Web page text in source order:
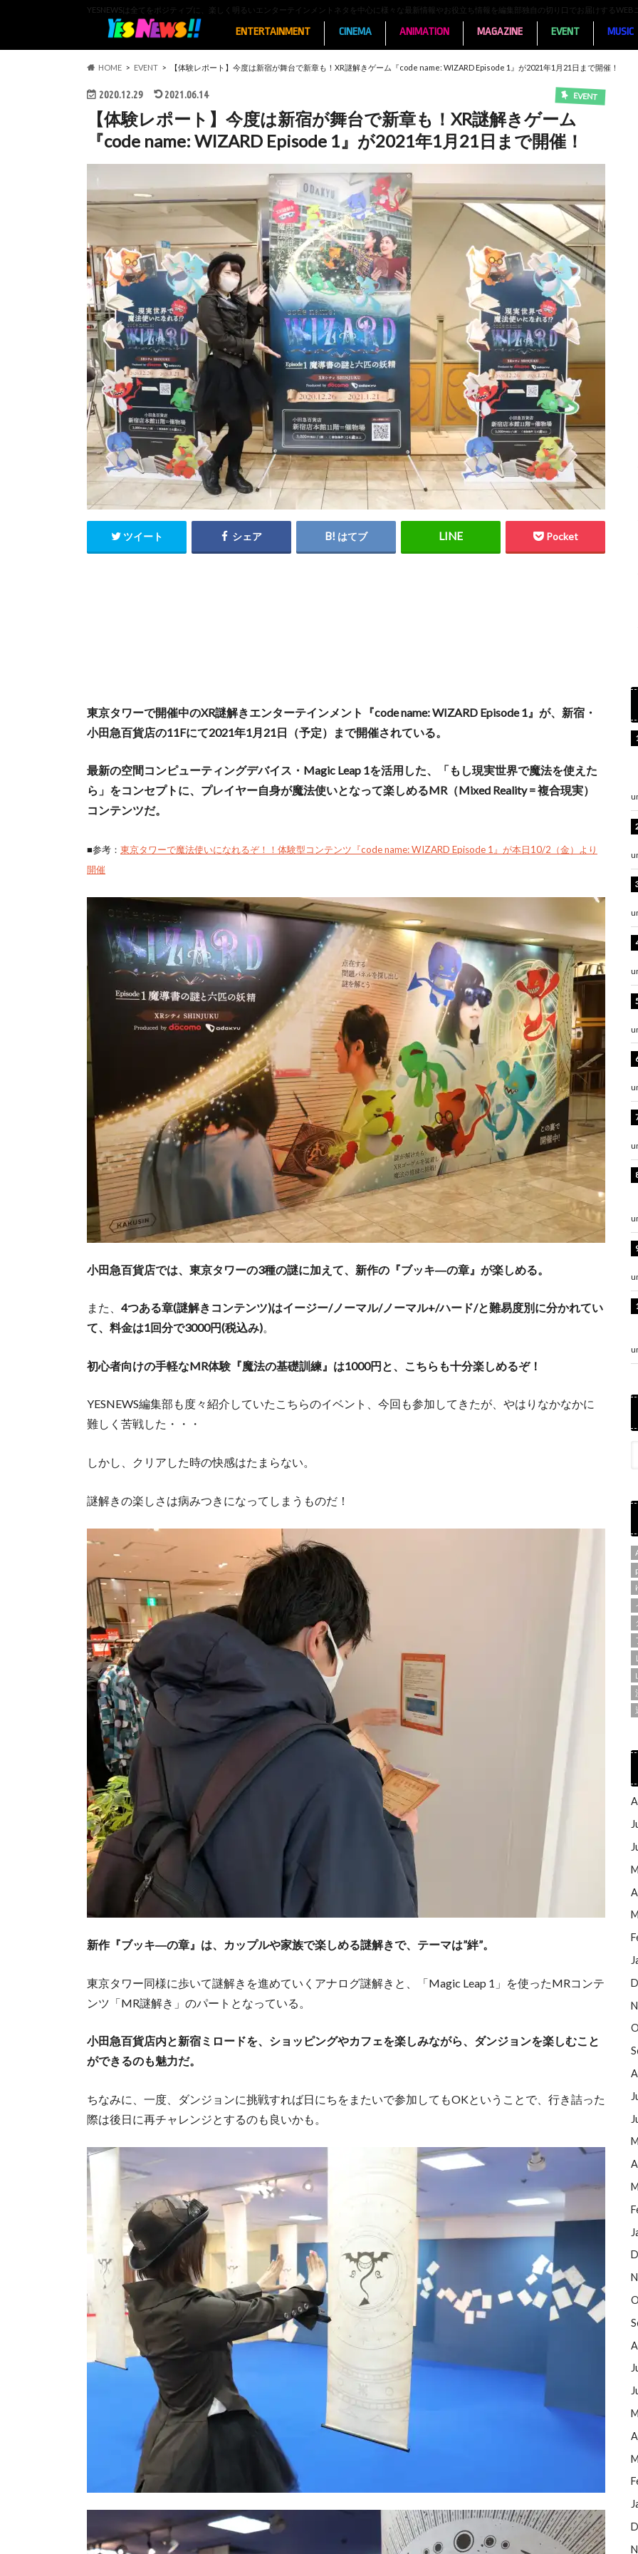
YESNEWSは全てをポジティブに、楽しく明るいエンターテインメントネタを中心に様々な最新情報やお役立ち情報を編集部独自の切り口でお届けするWEB
ENTERTAINMENT CINEMA ANIMATION MAGAZINE EVENT MUSIC
HOME EVENT 【体験レポート】今度は新宿が舞台で新章も！XR謎解きゲーム『code name: WIZARD Episode 1』が2021年1月21日まで開催！
2020.12.29 2021.06.14 EVENT
【体験レポート】今度は新宿が舞台で新章も！XR謎解きゲーム
『code name: WIZARD Episode 1』が2021年1月21日まで開催！
ツイート シェア はてブ Pocket
東京タワーで開催中のXR謎解きエンターテインメント『code name: WIZARD Episode 1』が、新宿・
小田急百貨店の11Fにて2021年1月21日（予定）まで開催されている。
最新の空間コンピューティングデバイス・Magic Leap 1を活用した、「もし現実世界で魔法を使えた
ら」をコンセプトに、プレイヤー⾃⾝が魔法使いとなって楽しめるMR（Mixed Reality = 複合現実）
コンテンツだ。
■参考： 東京タワーで魔法使いになれるぞ！！体験型コンテンツ『code name: WIZARD Episode 1』が本日10/2（金）より
開催
小田急百貨店では、東京タワーの3種の謎に加えて、新作の『ブッキ―の章』が楽しめる。
また、 4つある章(謎解きコンテンツ)はイージー/ノーマル/ノーマル+/ハード/と難易度別に分かれてい
て、料金は1回分で3000円(税込み)。
初心者向けの手軽なMR体験『魔法の基礎訓練』は1000円と、こちらも十分楽しめるぞ！
YESNEWS編集部も度々紹介していたこちらのイベント、今回も参加してきたが、やはりなかなかに
難しく苦戦した・・・
しかし、クリアした時の快感はたまらない。
謎解きの楽しさは病みつきになってしまうものだ！
新作『ブッキ―の章』は、カップルや家族で楽しめる謎解きで、テーマは”絆”。
東京タワー同様に歩いて謎解きを進めていくアナログ謎解きと、「Magic Leap 1」を使ったMRコンテ
ンツ「MR謎解き」のパートとなっている。
小田急百貨店内と新宿ミロードを、ショッピングやカフェを楽しみながら、ダンジョンを楽しむこと
ができるのも魅力だ。
ちなみに、一度、ダンジョンに挑戦すれば日にちをまたいで参加してもOKということで、行き詰った
際は後日に再チャレンジとするのも良いかも。